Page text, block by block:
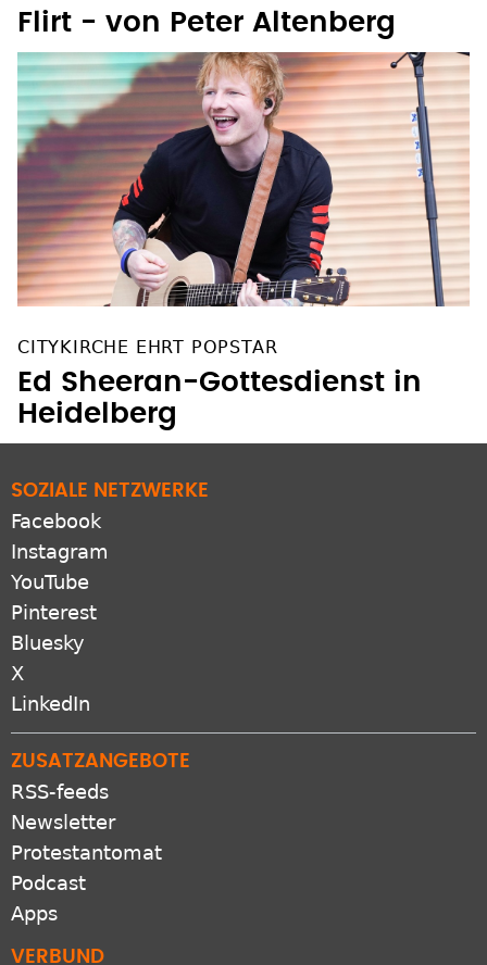
Flirt - von Peter Altenberg
CITYKIRCHE EHRT POPSTAR
Ed Sheeran-Gottesdienst in
Heidelberg
SOZIALE NETZWERKE
Facebook
Instagram
YouTube
Pinterest
Bluesky
X
LinkedIn
ZUSATZANGEBOTE
RSS-feeds
Newsletter
Protestantomat
Podcast
Apps
VERBUND